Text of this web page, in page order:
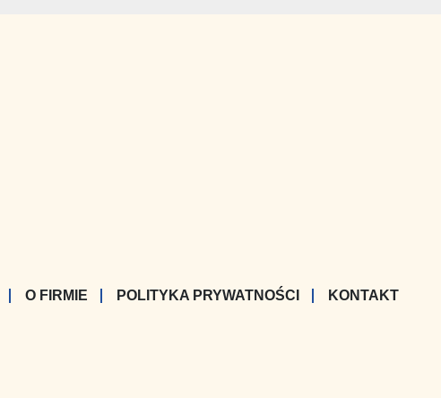
O FIRMIE POLITYKA PRYWATNOŚCI KONTAKT